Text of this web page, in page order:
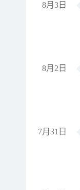
8月3日
8月2日
7月31日